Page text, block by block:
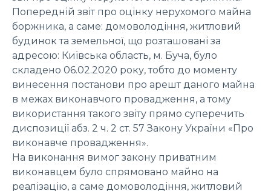
Попередній звіт про оцінку нерухомого майна
боржника, а саме: домоволодіння, житловий
будинок та земельної, що розташовані за
адресою: Київська область, м. Буча, було
складено 06.02.2020 року, тобто до моменту
винесення постанови про арешт даного майна
в межах виконавчого провадження, а тому
використання такого звіту прямо суперечить
диспозиції абз. 2 ч. 2 ст. 57 Закону України «Про
виконавче провадження».
На виконання вимог закону приватним
виконавцем було спрямовано майно на
реалізацію, а саме домоволодіння, житловий